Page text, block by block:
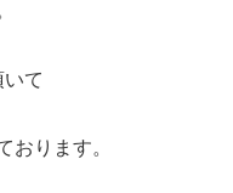
て
おります。